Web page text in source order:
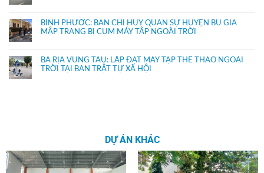
BÌNH PHƯỚC: BAN CHỈ HUY QUÂN SỰ HUYỆN BÙ GIA
MẬP TRANG BỊ CỤM MÁY TẬP NGOÀI TRỜI
BÀ RỊA VŨNG TÀU: LẮP ĐẶT MÁY TẬP THỂ THAO NGOÀI
TRỜI TẠI BAN TRẬT TỰ XÃ HỘI
DỰ ÁN KHÁC